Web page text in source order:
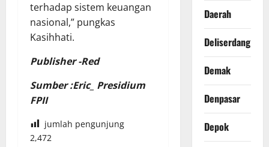
terhadap sistem keuangan
nasional,” pungkas
Kasihhati.
Publisher -Red
Sumber :Eric_ Presidium
FPII
jumlah pengunjung
2,472
Daerah
Deliserdang
Demak
Denpasar
Depok